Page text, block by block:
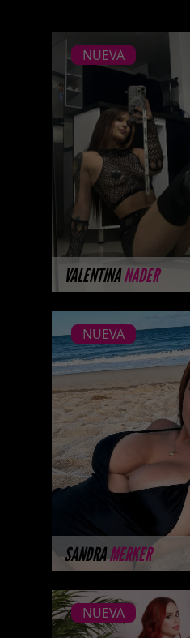
VALENTINANADER
NUEVA
VALENTINA NADER
nuestras
imágenes
porque están
ses ...
MÁS
SANDRAMERKER
NUEVA
SANDRA MERKER
nuestras
imágenes
porque están
ses ...
MÁS
NUEVA
BELA MARQUEZ